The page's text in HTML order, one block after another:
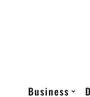
Business